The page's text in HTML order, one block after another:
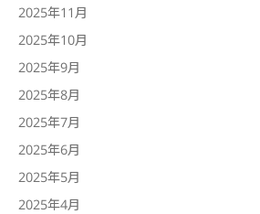
2025年11月
2025年10月
2025年9月
2025年8月
2025年7月
2025年6月
2025年5月
2025年4月